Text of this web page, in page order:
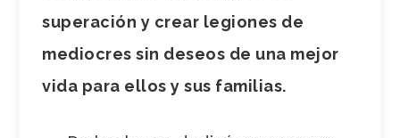
superación y crear legiones de
mediocres sin deseos de una mejor
vida para ellos y sus familias.